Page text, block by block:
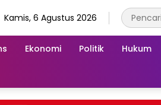
Kamis, 6 Agustus 2026
Ekonomi Politik Hukum